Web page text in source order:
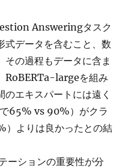
Answeringタスク
式データを含むこと、数
その過程もデータに含ま
RoBERTa-largeを組み
エキスパートには遠く
65% vs 90%）がクラ
）よりは良かったとの結
ーションの重要性が分